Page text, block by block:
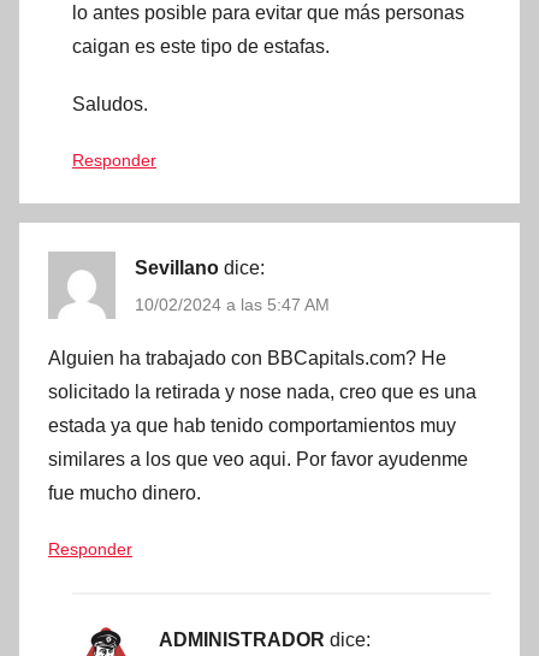
lo antes posible para evitar que más personas
caigan es este tipo de estafas.
Saludos.
Responder
Sevillano dice:
10/02/2024 a las 5:47 AM
Alguien ha trabajado con BBCapitals.com? He
solicitado la retirada y nose nada, creo que es una
estada ya que hab tenido comportamientos muy
similares a los que veo aqui. Por favor ayudenme
fue mucho dinero.
Responder
ADMINISTRADOR dice: